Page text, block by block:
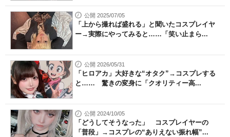
公開 2025/07/05
「上から撮れば盛れる」と聞いたコスプレイヤ
ー→実際にやってみると……「笑い止まら...
公開 2026/05/31
「ヒロアカ」大好きな“オタク”→コスプレする
と…… 驚きの変身に「クオリティー高...
公開 2024/10/05
「どうしてそうなった」 コスプレイヤーの
「普段」→コスプレの“ありえない振れ幅”...